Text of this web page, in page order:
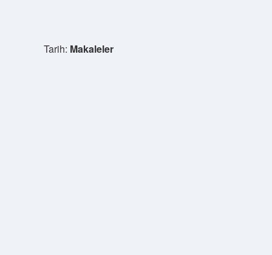
Tarih: Makaleler